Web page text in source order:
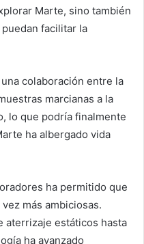
Marte, sino también
facilitar la
colaboración entre la
marcianas a la
lo que podría finalmente
ha albergado vida
ha permitido que
más ambiciosas.
aterrizaje estáticos hasta
ha avanzado